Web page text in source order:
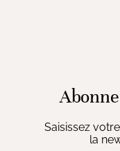
Saisissez
la